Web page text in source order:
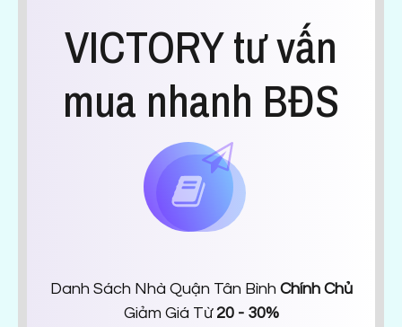
VICTORY tư vấn
mua nhanh BĐS
Danh Sách Nhà Quận Tân Bình Chính Chủ
Giảm Giá Từ 20 - 30%